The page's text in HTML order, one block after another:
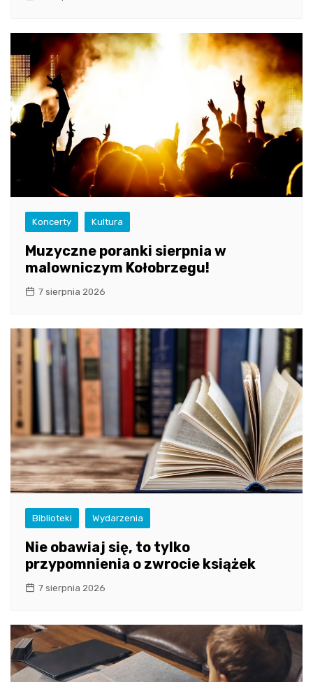
Koncerty Kultura
Muzyczne poranki sierpnia w
malowniczym Kołobrzegu!
7 sierpnia 2026
Biblioteki Wydarzenia
Nie obawiaj się, to tylko
przypomnienia o zwrocie książek
7 sierpnia 2026